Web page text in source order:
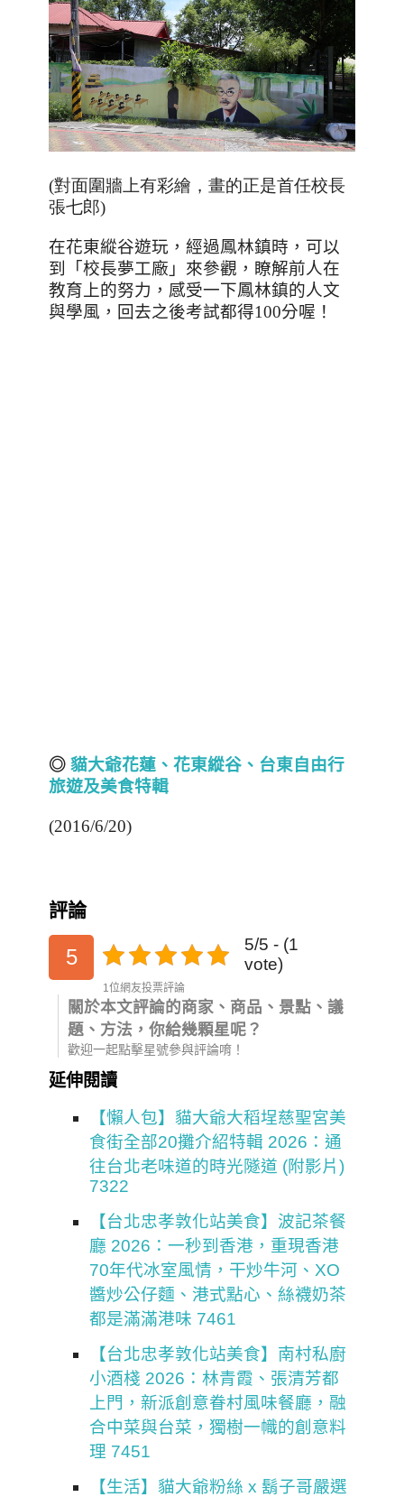
(對面圍牆上有彩繪，畫的正是首任校長
張七郎)
在花東縱谷遊玩，經過鳳林鎮時，可以
到「校長夢工廠」來參觀，瞭解前人在
教育上的努力，感受一下鳳林鎮的人文
與學風，回去之後考試都得100分喔！
◎ 貓大爺花蓮 、 花東縱谷、台東自由行
旅遊及美食特輯
(2016/6/20)
評論
5
5/5 - (1
vote)
1位網友投票評論
關於本文評論的商家、商品、景點、議
題、方法，你給幾顆星呢？
歡迎一起點擊星號參與評論唷！
延伸閱讀
【懶人包】貓大爺大稻埕慈聖宮美
食街全部20攤介紹特輯 2026：通
往台北老味道的時光隧道 (附影片)
7322
【台北忠孝敦化站美食】波記茶餐
廳 2026：一秒到香港，重現香港
70年代冰室風情，干炒牛河、XO
醬炒公仔麵、港式點心、絲襪奶茶
都是滿滿港味 7461
【台北忠孝敦化站美食】南村私廚
小酒棧 2026：林青霞、張清芳都
上門，新派創意眷村風味餐廳，融
合中菜與台菜，獨樹一幟的創意料
理 7451
【生活】貓大爺粉絲 x 鬍子哥嚴選